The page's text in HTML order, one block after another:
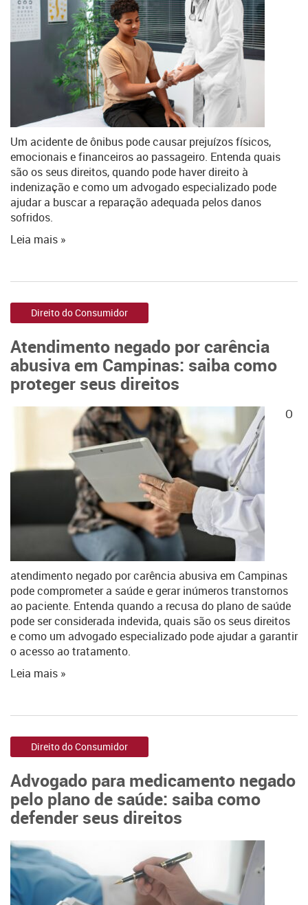
Um acidente de ônibus pode causar prejuízos físicos,
emocionais e financeiros ao passageiro. Entenda quais
são os seus direitos, quando pode haver direito à
indenização e como um advogado especializado pode
ajudar a buscar a reparação adequada pelos danos
sofridos.
Leia mais »
Direito do Consumidor
Atendimento negado por carência
abusiva em Campinas: saiba como
proteger seus direitos
O
atendimento negado por carência abusiva em Campinas
pode comprometer a saúde e gerar inúmeros transtornos
ao paciente. Entenda quando a recusa do plano de saúde
pode ser considerada indevida, quais são os seus direitos
e como um advogado especializado pode ajudar a garantir
o acesso ao tratamento.
Leia mais »
Direito do Consumidor
Advogado para medicamento negado
pelo plano de saúde: saiba como
defender seus direitos